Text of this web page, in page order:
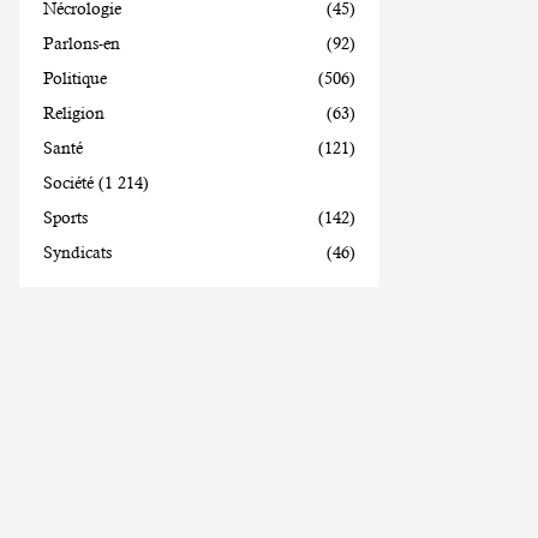
Nécrologie
(45)
Parlons-en
(92)
Politique
(506)
Religion
(63)
Santé
(121)
Société (1 214)
Sports
(142)
Syndicats
(46)